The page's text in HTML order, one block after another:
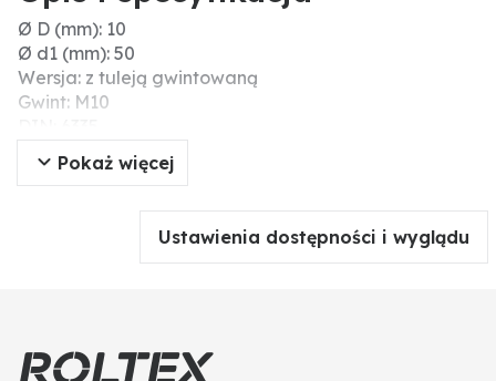
Ø D (mm): 10
Ø d1 (mm): 50
Wersja: z tuleją gwintowaną
Gwint: M10
Pokaż więcej
Ustawienia dostępności i wyglądu